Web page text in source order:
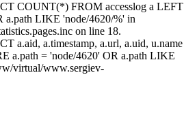
COUNT(*) FROM accesslog a LEFT
a.path LIKE 'node/4620/%' in
on line 18.
a.aid, a.timestamp, a.url, a.uid, u.name
a.path = 'node/4620' OR a.path LIKE
virtual/www.sergiev-